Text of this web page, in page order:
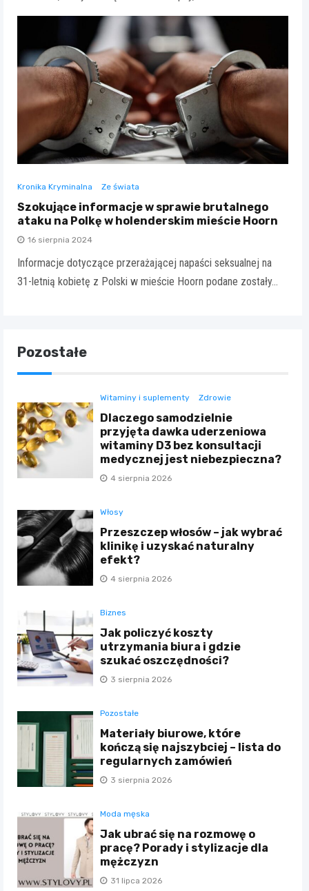
Kronika Kryminalna Ze świata
Szokujące informacje w sprawie brutalnego
ataku na Polkę w holenderskim mieście Hoorn
16 sierpnia 2024
Informacje dotyczące przerażającej napaści seksualnej na
31-letnią kobietę z Polski w mieście Hoorn podane zostały…
Pozostałe
Witaminy i suplementy Zdrowie
Dlaczego samodzielnie
przyjęta dawka uderzeniowa
witaminy D3 bez konsultacji
medycznej jest niebezpieczna?
4 sierpnia 2026
Włosy
Przeszczep włosów – jak wybrać
klinikę i uzyskać naturalny
efekt?
4 sierpnia 2026
Biznes
Jak policzyć koszty
utrzymania biura i gdzie
szukać oszczędności?
3 sierpnia 2026
Pozostałe
Materiały biurowe, które
kończą się najszybciej – lista do
regularnych zamówień
3 sierpnia 2026
Moda męska
Jak ubrać się na rozmowę o
pracę? Porady i stylizacje dla
mężczyzn
31 lipca 2026